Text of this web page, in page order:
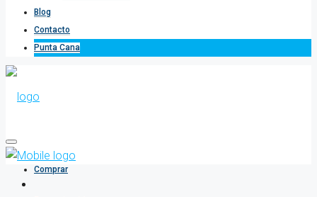
Blog
Contacto
Punta Cana
Comprar